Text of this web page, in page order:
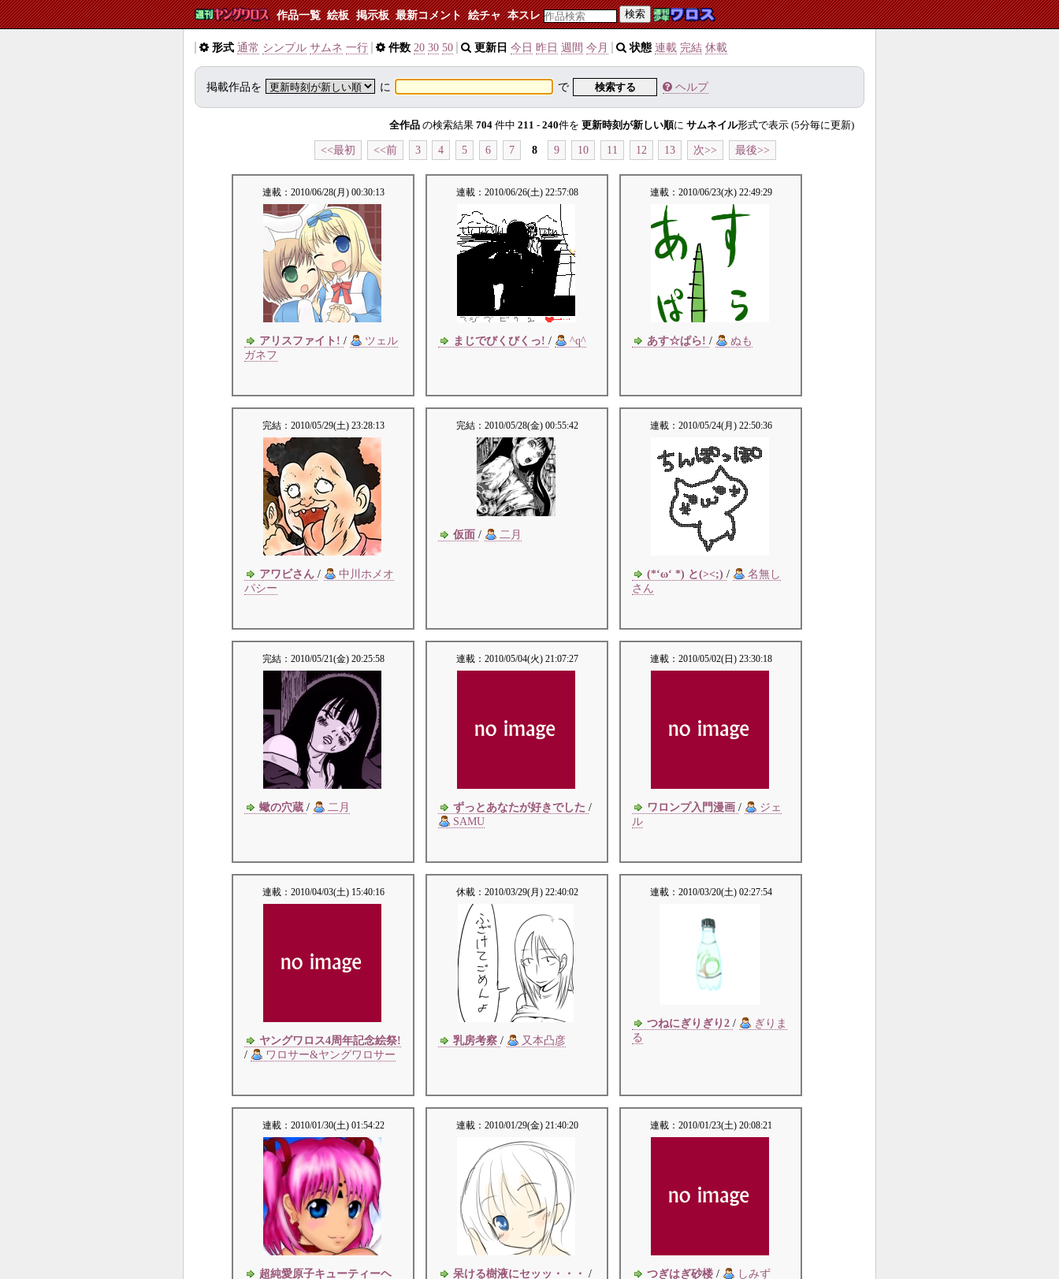
作品一覧 絵板 掲示板 最新コメント 絵チャ 本スレ 検索
形式 通常 シンプル サムネ 一行 件数 20 30 50 更新日 今日 昨日 週間 今月 状態 連載 完結 休載
掲載作品を に で 検索する ヘルプ
全作品 の検索結果704 件中211 -240件を 更新時刻が新しい順にサムネイル形式で表示 (5分毎に更新)
<<最初 <<前 3 4 5 6 7 8 9 10 11 12 13 次>> 最後>>
連載： 2010/06/28(月) 00:30:13
アリスファイト! /
ツェル
ガネフ
連載： 2010/06/26(土) 22:57:08
まじでびくびくっ! / ^q^
連載： 2010/06/23(水) 22:49:29
あす☆ぱら! / ぬも
完結： 2010/05/29(土) 23:28:13
アワビさん /
中川ホメオ
パシー
完結： 2010/05/28(金) 00:55:42
仮面 / 二月
連載： 2010/05/24(月) 22:50:36
(*‘ω‘ *) と(><;) /
名無し
さん
完結： 2010/05/21(金) 20:25:58
蠍の穴蔵 / 二月
連載： 2010/05/04(火) 21:07:27
ずっとあなたが好きでした /
SAMU
連載： 2010/05/02(日) 23:30:18
ワロンプ入門漫画 /
ジェ
ル
連載： 2010/04/03(土) 15:40:16
ヤングワロス4周年記念絵祭!
/
ワロサー&ヤングワロサー
休載： 2010/03/29(月) 22:40:02
乳房考察 / 又本凸彦
連載： 2010/03/20(土) 02:27:54
つねにぎりぎり2 /
ぎりま
る
連載： 2010/01/30(土) 01:54:22
超純愛原子キューティーヘ
連載： 2010/01/29(金) 21:40:20
呆ける樹液にセッッ・・・ /
連載： 2010/01/23(土) 20:08:21
つぎはぎ砂楼 / しみず